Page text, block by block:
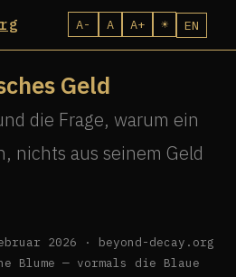
A- A A+ ☀ EN
Geld
die Frage, warum ein
nichts aus seinem Geld
2026 · beyond-decay.org
Blume — vormals die Blaue